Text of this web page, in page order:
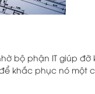
bộ phận IT giúp đỡ
khắc phục nó một